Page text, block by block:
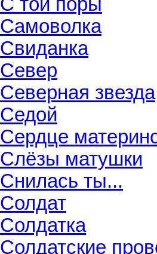
С той поры
Самоволка
Свиданка
Север
Северная звезда
Седой
Сердце
Слёзы матушки
Снилась ты...
Солдат
Солдатка
Солдатские